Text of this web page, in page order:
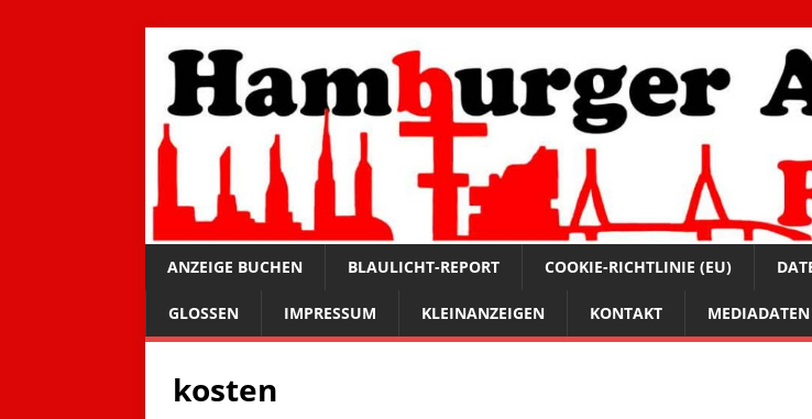
ANZEIGE BUCHEN BLAULICHT-REPORT COOKIE-RICHTLINIE (EU)
GLOSSEN IMPRESSUM KLEINANZEIGEN KONTAKT MEDIADATEN
kosten